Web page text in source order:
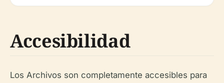
Accesibilidad
Los Archivos son completamente accesibles para